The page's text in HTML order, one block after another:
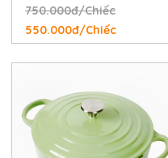
750.000đ/Chiếc
550.000đ/Chiếc